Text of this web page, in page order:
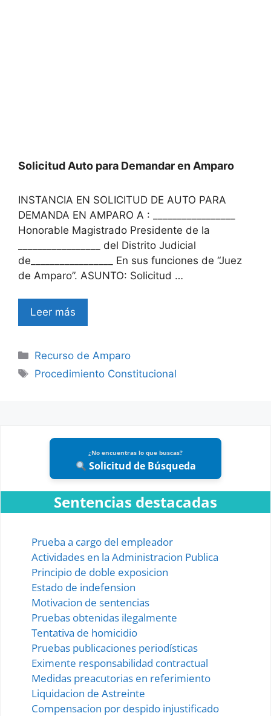
Solicitud Auto para Demandar en Amparo
INSTANCIA EN SOLICITUD DE AUTO PARA
DEMANDA EN AMPARO A : _________________
Honorable Magistrado Presidente de la
_________________ del Distrito Judicial
de_________________ En sus funciones de “Juez
de Amparo”. ASUNTO: Solicitud …
Leer más
Categories
Recurso de Amparo
Tags
Procedimiento Constitucional
¿No encuentras lo que buscas?
Solicitud de Búsqueda
Sentencias destacadas
Prueba a cargo del empleador
Actividades en la Administracion Publica
Principio de doble exposicion
Estado de indefension
Motivacion de sentencias
Pruebas obtenidas ilegalmente
Tentativa de homicidio
Pruebas publicaciones periodísticas
Eximente responsabilidad contractual
Medidas preacutorias en referimiento
Liquidacion de Astreinte
Compensacion por despido injustificado